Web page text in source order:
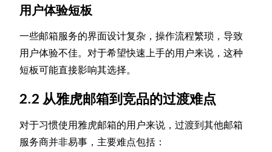
用户体验短板
一些邮箱服务的界面设计复杂，操作流程繁琐，导致
用户体验不佳。对于希望快速上手的用户来说，这种
短板可能直接影响其选择。
2.2 从雅虎邮箱到竞品的过渡难点
对于习惯使用雅虎邮箱的用户来说，过渡到其他邮箱
服务商并非易事，主要难点包括：